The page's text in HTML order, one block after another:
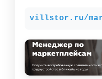
villstor.ru/